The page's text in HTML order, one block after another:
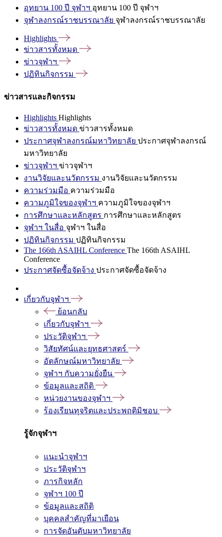
อุทยาน 100 ปี จุฬาฯ อุทยาน 100 ปี จุฬาฯ
จุฬาลงกรณ์ราชบรรณาลัย จุฬาลงกรณ์ราชบรรณาลัย
Highlights
ข่าวสารทั้งหมด
ข่าวจุฬาฯ
ปฏิทินกิจกรรม
ข่าวสารและกิจกรรม
Highlights Highlights
ข่าวสารทั้งหมด ข่าวสารทั้งหมด
ประกาศจุฬาลงกรณ์มหาวิทยาลัย ประกาศจุฬาลงกรณ์
มหาวิทยาลัย
ข่าวจุฬาฯ ข่าวจุฬาฯ
งานวิจัยและนวัตกรรม งานวิจัยและนวัตกรรม
ความร่วมมือ ความร่วมมือ
ความภูมิใจของจุฬาฯ ความภูมิใจของจุฬาฯ
การศึกษาและหลักสูตร การศึกษาและหลักสูตร
จุฬาฯ ในสื่อ จุฬาฯ ในสื่อ
ปฏิทินกิจกรรม ปฏิทินกิจกรรม
The 166th ASAIHL Conference The 166th ASAIHL
Conference
ประกาศจัดซื้อจัดจ้าง ประกาศจัดซื้อจัดจ้าง
เกี่ยวกับจุฬาฯ
ย้อนกลับ
เกี่ยวกับจุฬาฯ
ประวัติจุฬาฯ
วิสัยทัศน์และยุทธศาสตร์
อัตลักษณ์มหาวิทยาลัย
จุฬาฯ กับความยั่งยืน
ข้อมูลและสถิติ
หน่วยงานของจุฬาฯ
ร้องเรียนทุจริตและประพฤติมิชอบ
รู้จักจุฬาฯ
แนะนำจุฬาฯ
ประวัติจุฬาฯ
ภารกิจหลัก
จุฬาฯ 100 ปี
ข้อมูลและสถิติ
บุคคลสำคัญที่มาเยือน
การจัดอันดับมหาวิทยาลัย